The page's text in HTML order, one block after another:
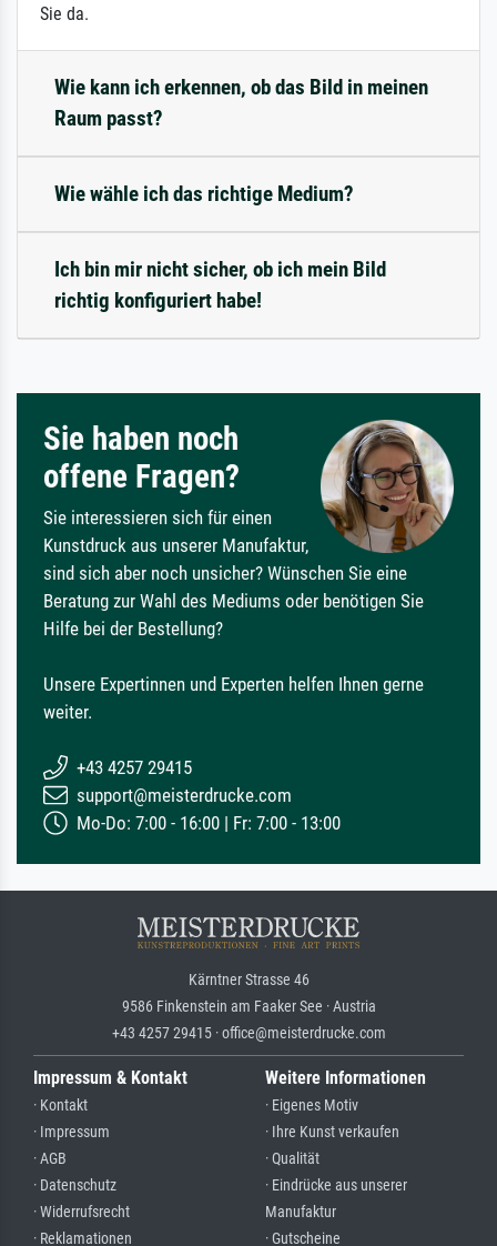
Sie da.
Wie kann ich erkennen, ob das Bild in meinen
Raum passt?
Wie wähle ich das richtige Medium?
Ich bin mir nicht sicher, ob ich mein Bild
richtig konfiguriert habe!
Sie haben noch
offene Fragen?
Sie interessieren sich für einen
Kunstdruck aus unserer Manufaktur,
sind sich aber noch unsicher? Wünschen Sie eine
Beratung zur Wahl des Mediums oder benötigen Sie
Hilfe bei der Bestellung?
Unsere Expertinnen und Experten helfen Ihnen gerne
weiter.
+43 4257 29415
support@meisterdrucke.com
Mo-Do: 7:00 - 16:00 | Fr: 7:00 - 13:00
Kärntner Strasse 46
9586 Finkenstein am Faaker See · Austria
+43 4257 29415 · office@meisterdrucke.com
Impressum & Kontakt
· Kontakt
· Impressum
· AGB
· Datenschutz
· Widerrufsrecht
· Reklamationen
Weitere Informationen
· Eigenes Motiv
· Ihre Kunst verkaufen
· Qualität
· Eindrücke aus unserer
Manufaktur
· Gutscheine